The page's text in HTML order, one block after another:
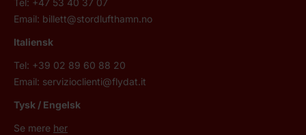
Tel: +47 53 40 37 07
Email: billett@stordlufthamn.no
Italiensk
Tel: +39 02 89 60 88 20
Email: servizioclienti@flydat.it
Tysk / Engelsk
Se mere her